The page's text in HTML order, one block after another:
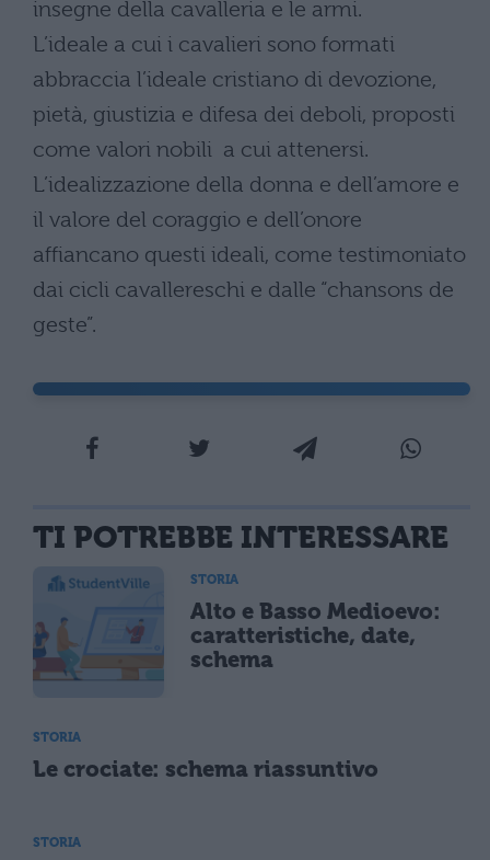
insegne della cavalleria e le armi.
L’ideale a cui i cavalieri sono formati
abbraccia l’ideale cristiano di devozione,
pietà, giustizia e difesa dei deboli, proposti
come valori nobili a cui attenersi.
L’idealizzazione della donna e dell’amore e
il valore del coraggio e dell’onore
affiancano questi ideali, come testimoniato
dai cicli cavallereschi e dalle “chansons de
geste”.
TI POTREBBE INTERESSARE
STORIA
Alto e Basso Medioevo:
caratteristiche, date,
schema
STORIA
Le crociate: schema riassuntivo
STORIA